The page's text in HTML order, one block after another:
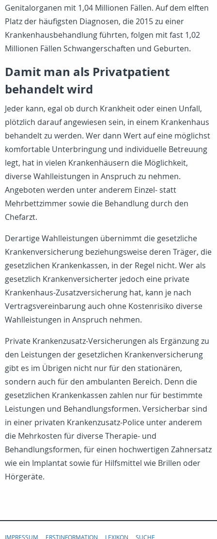
Genitalorganen mit 1,04 Millionen Fällen. Auf dem elften
Platz der häufigsten Diagnosen, die 2015 zu einer
Krankenhausbehandlung führten, folgen mit fast 1,02
Millionen Fällen Schwangerschaften und Geburten.
Damit man als Privatpatient
behandelt wird
Jeder kann, egal ob durch Krankheit oder einen Unfall,
plötzlich darauf angewiesen sein, in einem Krankenhaus
behandelt zu werden. Wer dann Wert auf eine möglichst
komfortable Unterbringung und individuelle Betreuung
legt, hat in vielen Krankenhäusern die Möglichkeit,
diverse Wahlleistungen in Anspruch zu nehmen.
Angeboten werden unter anderem Einzel- statt
Mehrbettzimmer sowie die Behandlung durch den
Chefarzt.
Derartige Wahlleistungen übernimmt die gesetzliche
Krankenversicherung beziehungsweise deren Träger, die
gesetzlichen Krankenkassen, in der Regel nicht. Wer als
gesetzlich Krankenversicherter jedoch eine private
Krankenhaus-Zusatzversicherung hat, kann je nach
Vertragsvereinbarung auch ohne Kostenrisiko diverse
Wahlleistungen in Anspruch nehmen.
Private Krankenzusatz-Versicherungen als Ergänzung zu
den Leistungen der gesetzlichen Krankenversicherung
gibt es im Übrigen nicht nur für den stationären,
sondern auch für den ambulanten Bereich. Denn die
gesetzlichen Krankenkassen zahlen nur für bestimmte
Leistungen und Behandlungsformen. Versicherbar sind
in einer privaten Krankenzusatz-Police unter anderem
die Mehrkosten für diverse Therapie- und
Behandlungsformen, für einen hochwertigen Zahnersatz
wie ein Implantat sowie für Hilfsmittel wie Brillen oder
Hörgeräte.
IMPRESSUM ERSTINFORMATION LEXIKON SUCHE